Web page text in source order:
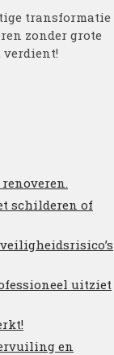
transformatie
zonder grote
verdient!
schilderen of
uitziet
en